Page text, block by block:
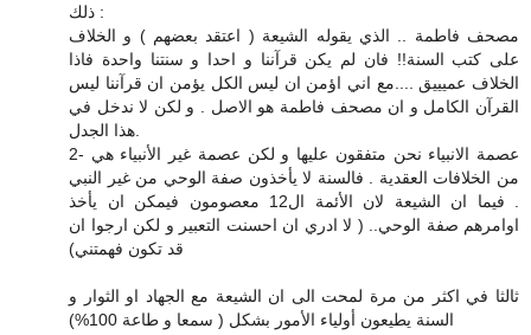
ذلك :
مصحف فاطمة .. الذي يقوله الشيعة ( اعتقد بعضهم ) و الخلاف
على كتب السنة!! فان لم يكن قرآننا و احدا و سنتنا واحدة فاذا
الخلاف عميييق ....مع اني اؤمن ان ليس الكل يؤمن ان قرآننا ليس
القرآن الكامل و ان مصحف فاطمة هو الاصل . و لكن لا ندخل في
2- عصمة الانبياء نحن متفقون عليها و لكن عصمة غير الأنبياء هي
من الخلافات العقدية . فالسنة لا يأخذون صفة الوحي من غير النبي
. فيما ان الشيعة لان الأئمة ال12 معصومون فيمكن ان يأخذ
اوامرهم صفة الوحي.. ( لا ادري ان احسنت التعبير و لكن ارجوا ان
قد تكون فهمتني)
ثالثا في اكثر من مرة لمحت الى ان الشيعة مع الجهاد او الثوار و
السنة يطيعون أولياء الأمور بشكل ( سمعا و طاعة 100%)